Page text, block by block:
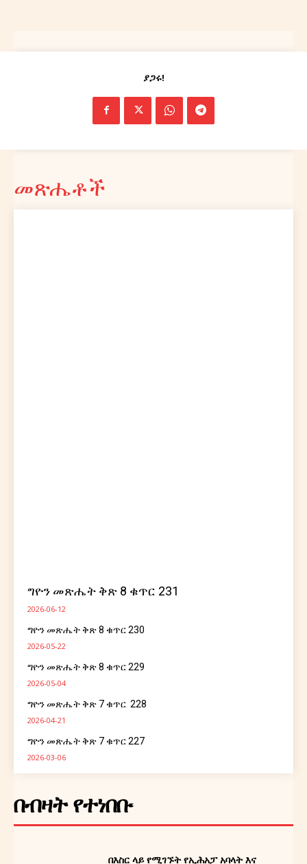
Ghion Magazine
ያጋሩ!
መጽሔቶች
ግዮን መጽሔት ቅጽ 8 ቁጥር 231
2026-06-12
ግዮን መጽሔት ቅጽ 8 ቁጥር 230
2026-05-22
ግዮን መጽሔት ቅጽ 8 ቁጥር 229
2026-05-04
ግዮን መጽሔት ቅጽ 7 ቁጥር 228
2026-04-21
ግዮን መጽሔት ቅጽ 7 ቁጥር 227
2026-03-06
በብዛት የተነበቡ
በእስር ላይ የሚገኙት የኢሕአፓ አባላት እና